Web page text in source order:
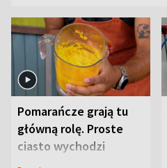
Pomarańcze grają tu
główną rolę. Proste
ciasto wychodzi
wyjątkowo wilgotne